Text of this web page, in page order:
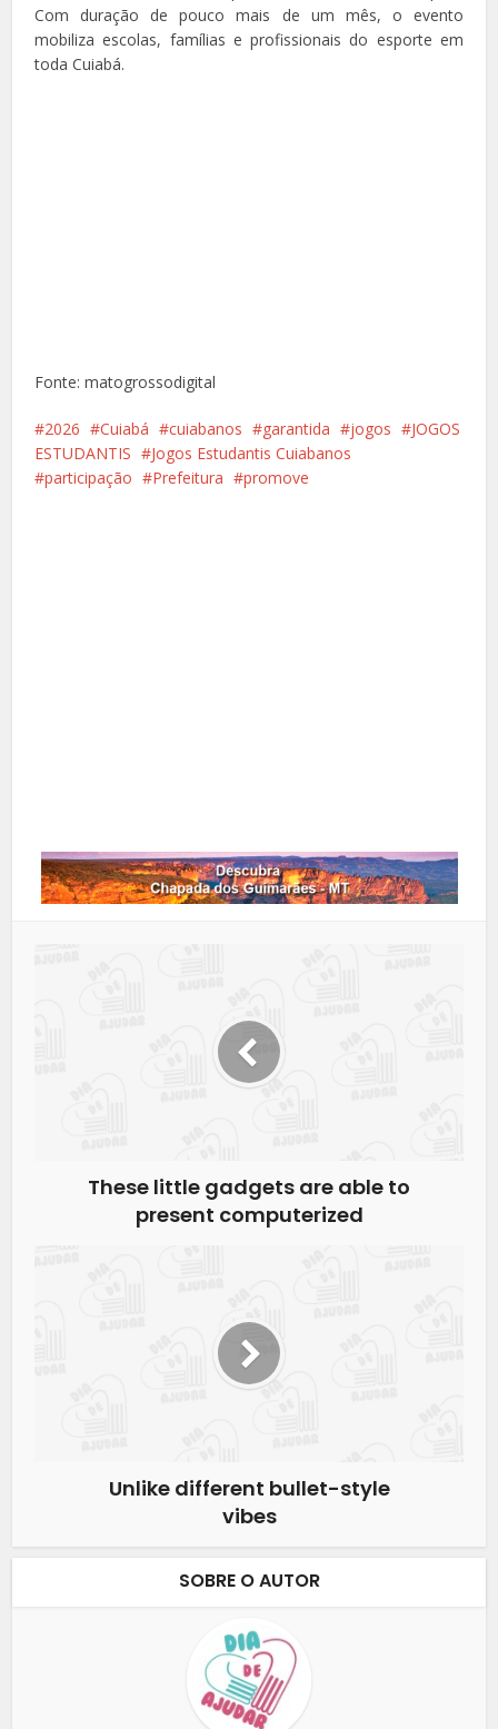
Com duração de pouco mais de um mês, o evento
mobiliza escolas, famílias e profissionais do esporte em
toda Cuiabá.
Fonte: matogrossodigital
2026 Cuiabá cuiabanos garantida jogos
JOGOS
ESTUDANTIS
Jogos Estudantis Cuiabanos
participação
Prefeitura promove
These little gadgets are able to
present computerized
Unlike different bullet-style
vibes
SOBRE O AUTOR